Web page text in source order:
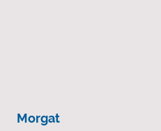
Morgat